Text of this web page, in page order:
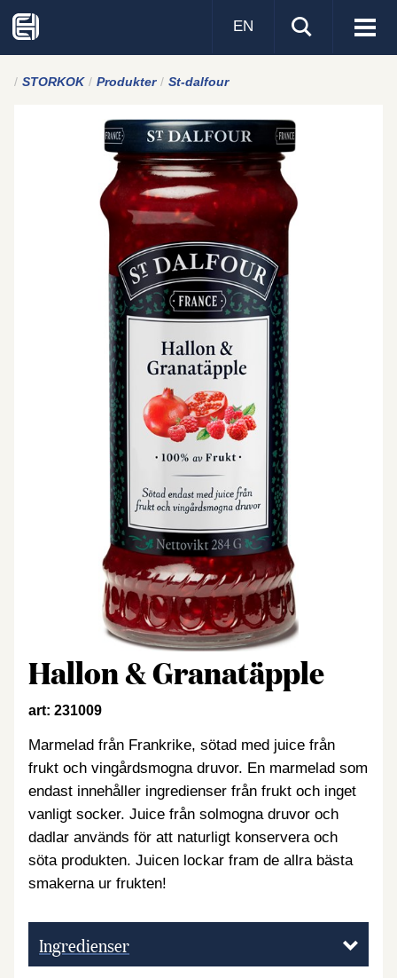
Visa
EN
STORKOK Produkter St-dalfour
Hallon & Granatäpple
art: 231009
Marmelad från Frankrike, sötad med juice från
frukt och vingårdsmogna druvor. En marmelad som
endast innehåller ingredienser från frukt och inget
vanligt socker. Juice från solmogna druvor och
dadlar används för att naturligt konservera och
söta produkten. Juicen lockar fram de allra bästa
smakerna ur frukten!
Ingredienser